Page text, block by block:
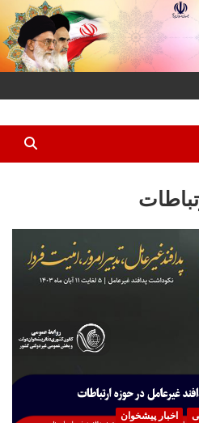
اخبار پیشخوان